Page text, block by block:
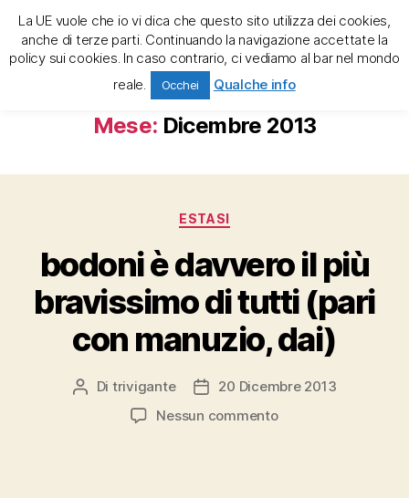
Cerca
trivigante e la tregenda
Menu
Mese: Dicembre 2013
Categorie
ESTASI
bodoni è davvero il più
bravissimo di tutti (pari
con manuzio, dai)
Autore
Di trivigante
Data20 Dicembre 2013
Nessun commentosu
La UE vuole che io vi dica che questo sito utilizza dei cookies,
anche di terze parti. Continuando la navigazione accettate la
policy sui cookies. In caso contrario, ci vediamo al bar nel mondo
reale.
Occhei Qualche info